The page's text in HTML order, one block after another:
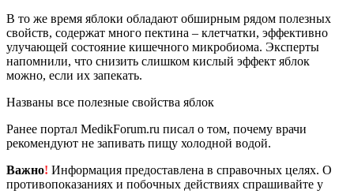
В то же время яблоки обладают обширным рядом полезных
свойств, содержат много пектина – клетчатки, эффективно
улучающей состояние кишечного микробиома. Эксперты
напомнили, что снизить слишком кислый эффект яблок
можно, если их запекать.
Названы все полезные свойства яблок
Ранее портал MedikForum.ru писал о том, почему врачи
рекомендуют не запивать пищу холодной водой.
Важно! Информация предоставлена в справочных целях. О
противопоказаниях и побочных действиях спрашивайте у